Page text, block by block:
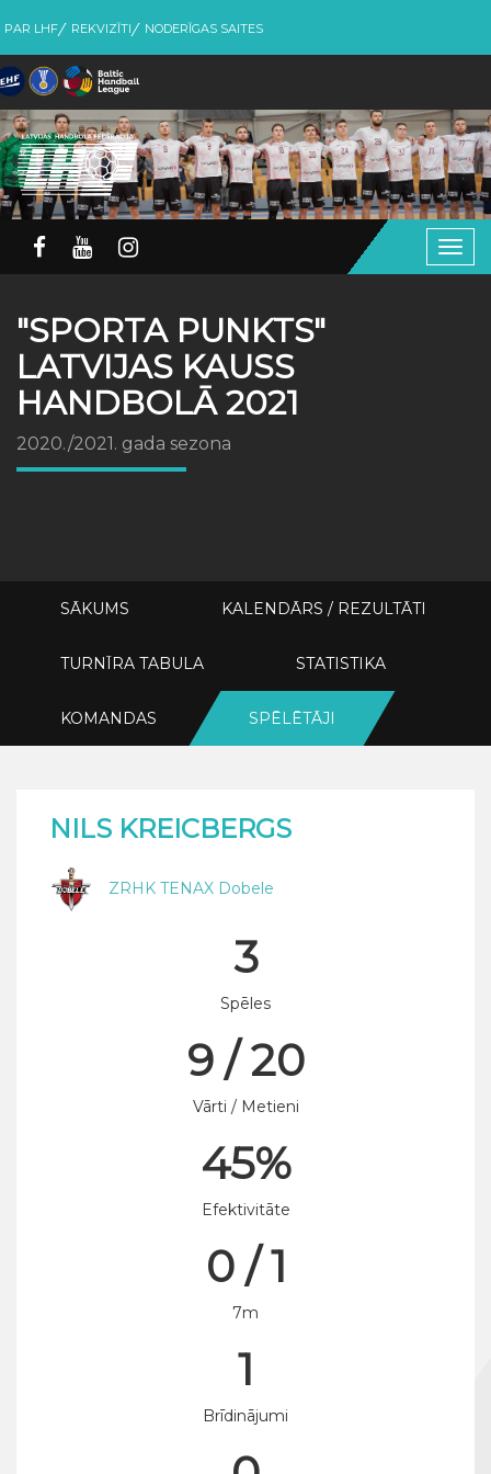
PAR LHF REKVIZĪTI NODERĪGAS SAITES
"SPORTA PUNKTS"
LATVIJAS KAUSS
HANDBOLĀ 2021
2020./2021. gada sezona
SĀKUMS KALENDĀRS / REZULTĀTI
TURNĪRA TABULA STATISTIKA
KOMANDAS SPĒLĒTĀJI
NILS KREICBERGS
ZRHK TENAX Dobele
3
Spēles
9 / 20
Vārti / Metieni
45%
Efektivitāte
0 / 1
7m
1
Brīdinājumi